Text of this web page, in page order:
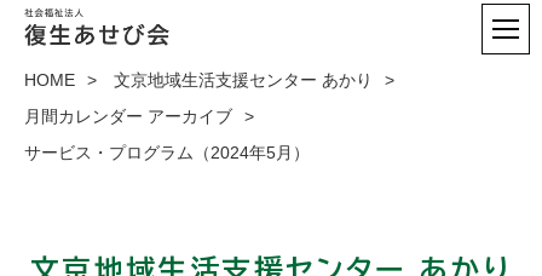
HOME
文京地域生活支援センター あかり
月間カレンダー アーカイブ
サービス・プログラム（2024年5月）
文京地域生活支援センター あかり